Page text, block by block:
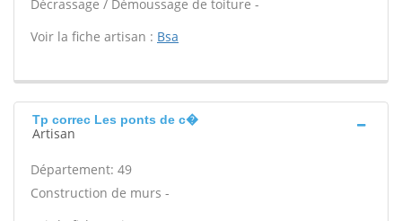
Décrassage / Démoussage de toiture -
Voir la fiche artisan : Bsa
Tp correc Les ponts de c�
Artisan
Département: 49
Construction de murs -